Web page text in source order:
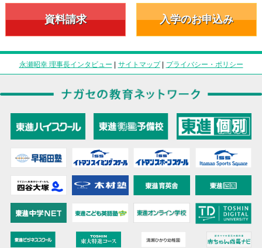
資料請求 入学のお申込み
永瀬昭幸 理事長インタビュー | サイトマップ| プライバシー・ポリシー